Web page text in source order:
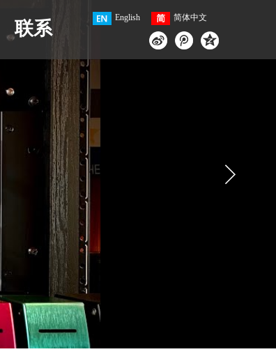
English 简体中文
联系